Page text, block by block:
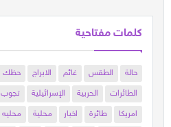
كلمات مفتاحية
حالة الطقس غائم الابراج حظك
الطائرات
الحربية الإسرائيلية تجوب
امريكا
طائرة اخبار محلية محليه